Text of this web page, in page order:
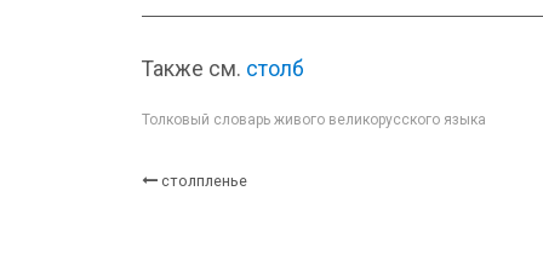
Также см. столб
Толковый словарь живого великорусского языка
столпленье